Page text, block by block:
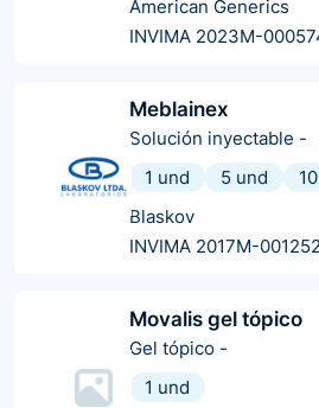
American Generics
INVIMA 2023M-
Meblainex
Solución inyectable -
1 und
5 und
Blaskov
INVIMA 2017M-
Movalis gel tópico
Gel tópico -
1 und